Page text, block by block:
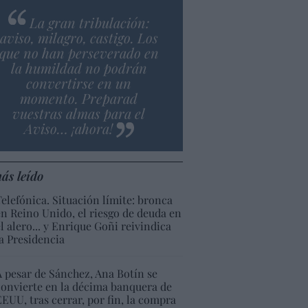
La gran tribulación:
aviso, milagro, castigo. Los
no han perseverado en
la humildad no podrán
convertirse en un
momento. Preparad
vuestras almas para el
Aviso… ¡ahora!
leído
Situación límite: bronca
Reino Unido, el riesgo de deuda en
alero... y Enrique Goñi reivindica
Presidencia
pesar de Sánchez, Ana Botín se
en la décima banquera de
tras cerrar, por fin, la compra